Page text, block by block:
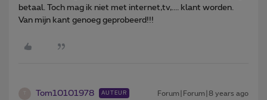
betaal. Toch mag ik niet met internet,tv,.... klant worden.
Van mijn kant genoeg geprobeerd!!!
Tom10101978 AUTEUR Forum|Forum|8 years ago